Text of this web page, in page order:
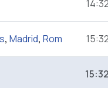
, Madrid, Rom